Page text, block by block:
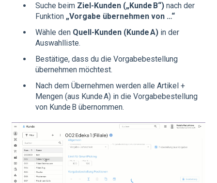
Suche beim Ziel‑Kunden („Kunde B“) nach der
Funktion „Vorgabe übernehmen von …“
Wähle den Quell‑Kunden (Kunde A) in der
Auswahlliste.
Bestätige, dass du die Vorgabebestellung
übernehmen möchtest.
Nach dem Übernehmen werden alle Artikel +
Mengen (aus Kunde A) in die Vorgabebestellung
von Kunde B übernommen.